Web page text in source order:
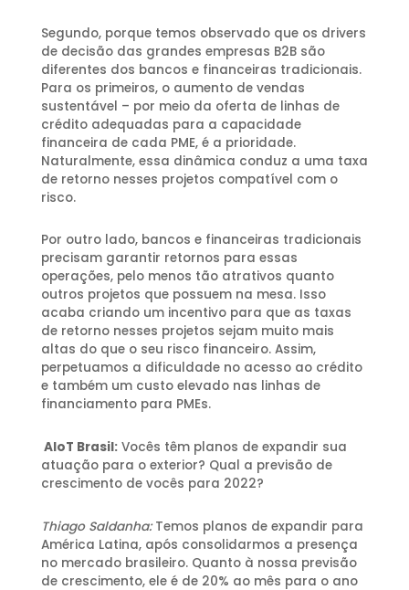
Segundo, porque temos observado que os drivers
de decisão das grandes empresas B2B são
diferentes dos bancos e financeiras tradicionais.
Para os primeiros, o aumento de vendas
sustentável – por meio da oferta de linhas de
crédito adequadas para a capacidade
financeira de cada PME, é a prioridade.
Naturalmente, essa dinâmica conduz a uma taxa
de retorno nesses projetos compatível com o
risco.
Por outro lado, bancos e financeiras tradicionais
precisam garantir retornos para essas
operações, pelo menos tão atrativos quanto
outros projetos que possuem na mesa. Isso
acaba criando um incentivo para que as taxas
de retorno nesses projetos sejam muito mais
altas do que o seu risco financeiro. Assim,
perpetuamos a dificuldade no acesso ao crédito
e também um custo elevado nas linhas de
financiamento para PMEs.
AIoT Brasil:Vocês têm planos de expandir sua
atuação para o exterior? Qual a previsão de
crescimento de vocês para 2022?
Thiago Saldanha:Temos planos de expandir para
América Latina, após consolidarmos a presença
no mercado brasileiro. Quanto à nossa previsão
de crescimento, ele é de 20% ao mês para o ano